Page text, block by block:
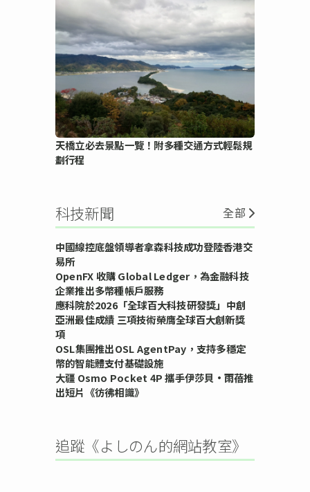
天橋立必去景點一覽！附多種交通方式輕鬆規
劃行程
科技新聞 全部
中國線控底盤領導者拿森科技成功登陸香港交
易所
OpenFX 收購 Global Ledger，為金融科技
企業推出多幣種帳戶服務
應科院於2026「全球百大科技研發獎」中創
亞洲最佳成績 三項技術榮膺全球百大創新獎
項
OSL集團推出OSL AgentPay，支持多穩定
幣的智能體支付基礎設施
大疆 Osmo Pocket 4P 攜手伊莎貝•雨蓓推
出短片《彷彿相識》
追蹤《よしのん的網站教室》